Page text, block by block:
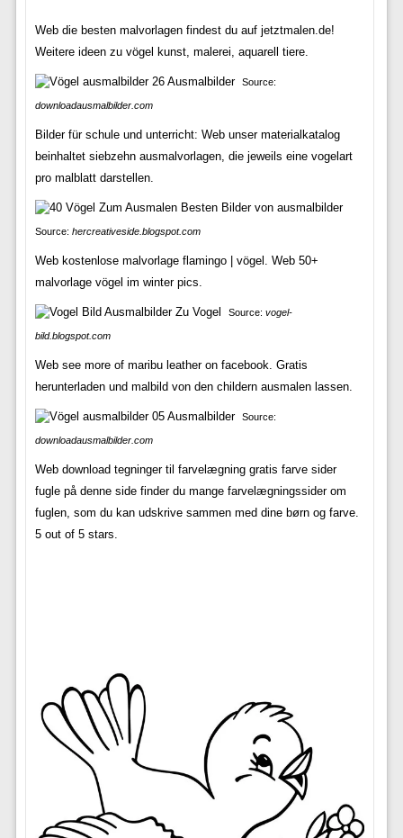
Web die besten malvorlagen findest du auf jetztmalen.de!
Weitere ideen zu vögel kunst, malerei, aquarell tiere.
Source:
downloadausmalbilder.com
Bilder für schule und unterricht: Web unser materialkatalog
beinhaltet siebzehn ausmalvorlagen, die jeweils eine vogelart
pro malblatt darstellen.
Source: hercreativeside.blogspot.com
Web kostenlose malvorlage flamingo | vögel. Web 50+
malvorlage vögel im winter pics.
Source: vogel-
bild.blogspot.com
Web see more of maribu leather on facebook. Gratis
herunterladen und malbild von den childern ausmalen lassen.
Source:
downloadausmalbilder.com
Web download tegninger til farvelægning gratis farve sider
fugle på denne side finder du mange farvelægningssider om
fuglen, som du kan udskrive sammen med dine børn og farve.
5 out of 5 stars.